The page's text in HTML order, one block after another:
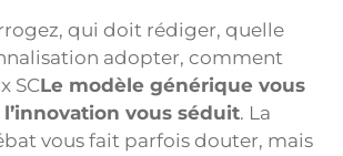
qui doit rédiger, quelle
adopter, comment
SCLe modèle générique vous
l’innovation vous séduit. La
vous fait parfois douter, mais